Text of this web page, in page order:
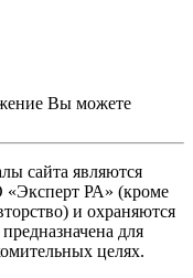
Вы можете
сайта являются
«Эксперт РА» (кроме
и охраняются
для
целях.